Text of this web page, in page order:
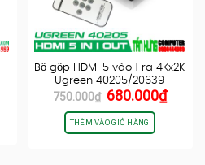
Bộ gộp HDMI 5 vào 1 ra 4Kx2K
Ugreen 40205/20639
750.000₫ Giá
gốc
là:
750.000₫.
680.000₫Giá
THÊM VÀO GIỎ HÀNG